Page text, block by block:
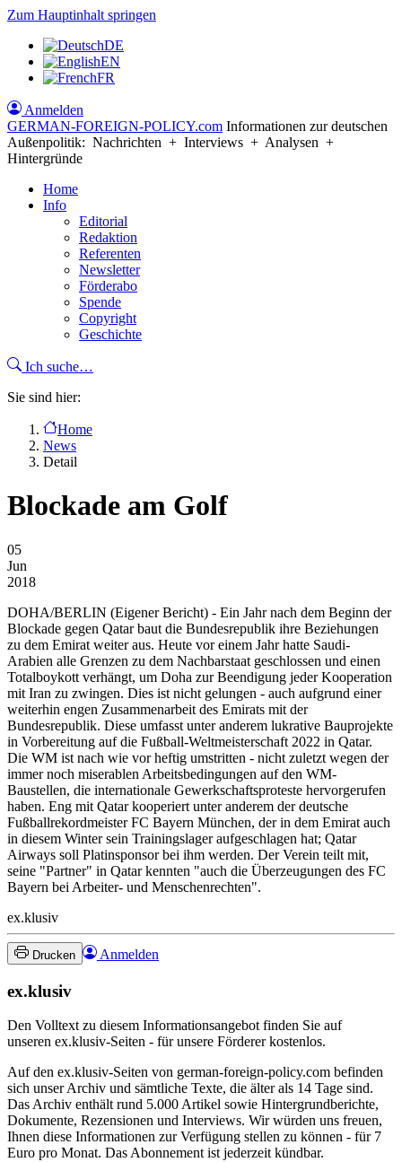
Zum Hauptinhalt springen
DE
EN
FR
Anmelden
GERMAN-FOREIGN-POLICY.com Informationen zur deutschen
Außenpolitik: Nachrichten + Interviews + Analysen +
Hintergründe
Home
Info
Editorial
Redaktion
Referenten
Newsletter
Förderabo
Spende
Copyright
Geschichte
Ich suche…
Sie sind hier:
Home
News
Detail
Blockade am Golf
05
Jun
2018
DOHA/BERLIN (Eigener Bericht) - Ein Jahr nach dem Beginn der
Blockade gegen Qatar baut die Bundesrepublik ihre Beziehungen
zu dem Emirat weiter aus. Heute vor einem Jahr hatte Saudi-
Arabien alle Grenzen zu dem Nachbarstaat geschlossen und einen
Totalboykott verhängt, um Doha zur Beendigung jeder Kooperation
mit Iran zu zwingen. Dies ist nicht gelungen - auch aufgrund einer
weiterhin engen Zusammenarbeit des Emirats mit der
Bundesrepublik. Diese umfasst unter anderem lukrative Bauprojekte
in Vorbereitung auf die Fußball-Weltmeisterschaft 2022 in Qatar.
Die WM ist nach wie vor heftig umstritten - nicht zuletzt wegen der
immer noch miserablen Arbeitsbedingungen auf den WM-
Baustellen, die internationale Gewerkschaftsproteste hervorgerufen
haben. Eng mit Qatar kooperiert unter anderem der deutsche
Fußballrekordmeister FC Bayern München, der in dem Emirat auch
in diesem Winter sein Trainingslager aufgeschlagen hat; Qatar
Airways soll Platinsponsor bei ihm werden. Der Verein teilt mit,
seine "Partner" in Qatar kennten "auch die Überzeugungen des FC
Bayern bei Arbeiter- und Menschenrechten".
ex.klusiv
Drucken Anmelden
ex.klusiv
Den Volltext zu diesem Informationsangebot finden Sie auf
unseren ex.klusiv-Seiten - für unsere Förderer kostenlos.
Auf den ex.klusiv-Seiten von german-foreign-policy.com befinden
sich unser Archiv und sämtliche Texte, die älter als 14 Tage sind.
Das Archiv enthält rund 5.000 Artikel sowie Hintergrundberichte,
Dokumente, Rezensionen und Interviews. Wir würden uns freuen,
Ihnen diese Informationen zur Verfügung stellen zu können - für 7
Euro pro Monat. Das Abonnement ist jederzeit kündbar.